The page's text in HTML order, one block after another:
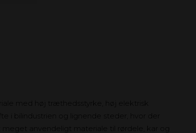
med høj træthedsstyrke, høj elektrisk
i bilindustrien og lignende steder, hvor der
anvendeligt materiale til rørdele, kar og